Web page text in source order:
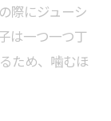
際にジューシ
は一つ一つ丁
ため、噛むほ